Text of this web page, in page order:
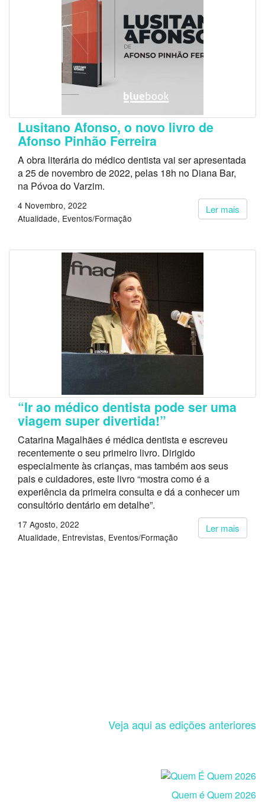
Lusitano Afonso, o novo livro de
Afonso Pinhão Ferreira
A obra literária do médico dentista vai ser apresentada
a 25 de novembro de 2022, pelas 18h no Diana Bar,
na Póvoa do Varzim.
Ler mais
4 Novembro, 2022
Atualidade Eventos/Formação
“Ir ao médico dentista pode ser uma
viagem super divertida!”
Catarina Magalhães é médica dentista e escreveu
recentemente o seu primeiro livro. Dirigido
especialmente às crianças, mas também aos seus
pais e cuidadores, este livro “mostra como é a
experiência da primeira consulta e dá a conhecer um
consultório dentário em detalhe”.
Ler mais
17 Agosto, 2022
Atualidade Entrevistas Eventos/Formação
Veja aqui as edições anteriores
Quem é Quem 2026